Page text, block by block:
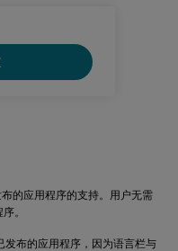
的应用程序的支持。用户无需
。
布的应用程序，因为语言栏与